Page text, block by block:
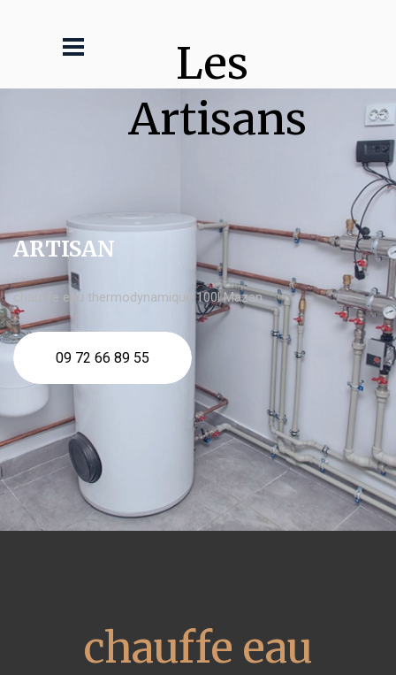
Les
Artisans
ARTISAN
chauffe eau thermodynamique 100l Mazan
09 72 66 89 55
chauffe eau